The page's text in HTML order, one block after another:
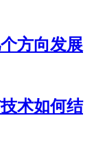
方向发展
术如何结